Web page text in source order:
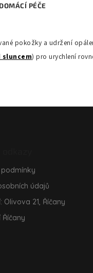
DOMÁCÍ PÉČE
pokožky a udržení
sluncem) pro urychlení
údajů
Olivova 21, Říčany